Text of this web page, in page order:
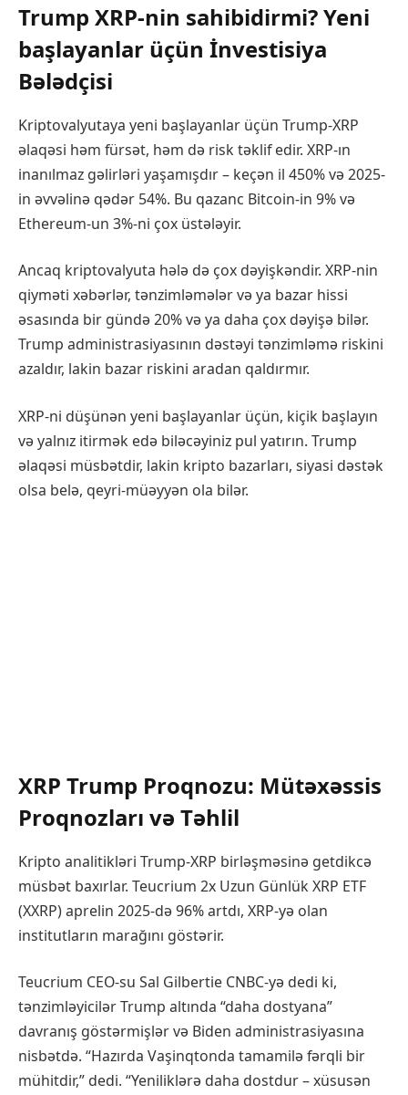
Trump XRP-nin sahibidirmi? Yeni
başlayanlar üçün İnvestisiya
Bələdçisi
Kriptovalyutaya yeni başlayanlar üçün Trump-XRP
əlaqəsi həm fürsət, həm də risk təklif edir. XRP-ın
inanılmaz gəlirləri yaşamışdır – keçən il 450% və 2025-
in əvvəlinə qədər 54%. Bu qazanc Bitcoin-in 9% və
Ethereum-un 3%-ni çox üstələyir.
Ancaq kriptovalyuta hələ də çox dəyişkəndir. XRP-nin
qiyməti xəbərlər, tənzimləmələr və ya bazar hissi
əsasında bir gündə 20% və ya daha çox dəyişə bilər.
Trump administrasiyasının dəstəyi tənzimləmə riskini
azaldır, lakin bazar riskini aradan qaldırmır.
XRP-ni düşünən yeni başlayanlar üçün, kiçik başlayın
və yalnız itirmək edə biləcəyiniz pul yatırın. Trump
əlaqəsi müsbətdir, lakin kripto bazarları, siyasi dəstək
olsa belə, qeyri-müəyyən ola bilər.
XRP Trump Proqnozu: Mütəxəssis
Proqnozları və Təhlil
Kripto analitikləri Trump-XRP birləşməsinə getdikcə
müsbət baxırlar. Teucrium 2x Uzun Günlük XRP ETF
(XXRP) aprelin 2025-də 96% artdı, XRP-yə olan
institutların marağını göstərir.
Teucrium CEO-su Sal Gilbertie CNBC-yə dedi ki,
tənzimləyicilər Trump altında “daha dostyana”
davranış göstərmişlər və Biden administrasiyasına
nisbətdə. “Hazırda Vaşinqtonda tamamilə fərqli bir
mühitdir,” dedi. “Yeniliklərə daha dostdur – xüsusən